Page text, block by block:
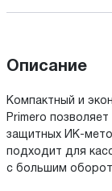
Описание
Компактный и
Primero
защитных ИК-
подходит для
с большим